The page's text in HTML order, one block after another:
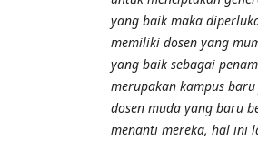
yang baik maka
memiliki dosen yang
yang baik sebagai
merupakan kampus
dosen muda yang baru
menanti mereka, hal ini